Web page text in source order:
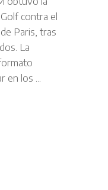
contra el
Paris, tras
La
en los